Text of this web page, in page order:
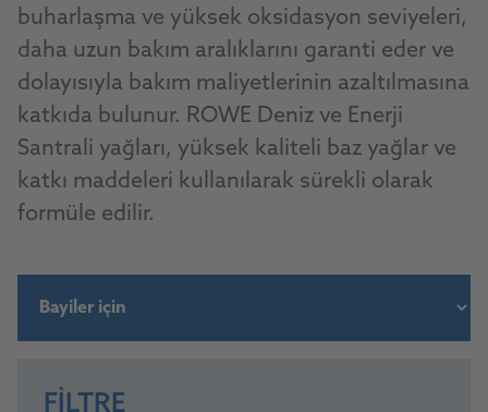
buharlaşma ve yüksek oksidasyon seviyeleri,
daha uzun bakım aralıklarını garanti eder ve
dolayısıyla bakım maliyetlerinin azaltılmasına
katkıda bulunur. ROWE Deniz ve Enerji
Santrali yağları, yüksek kaliteli baz yağlar ve
katkı maddeleri kullanılarak sürekli olarak
formüle edilir.
FILTRE